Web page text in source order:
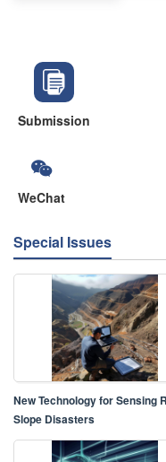
Submission
WeChat
Special Issues
New Technology for Sensing
Slope Disasters